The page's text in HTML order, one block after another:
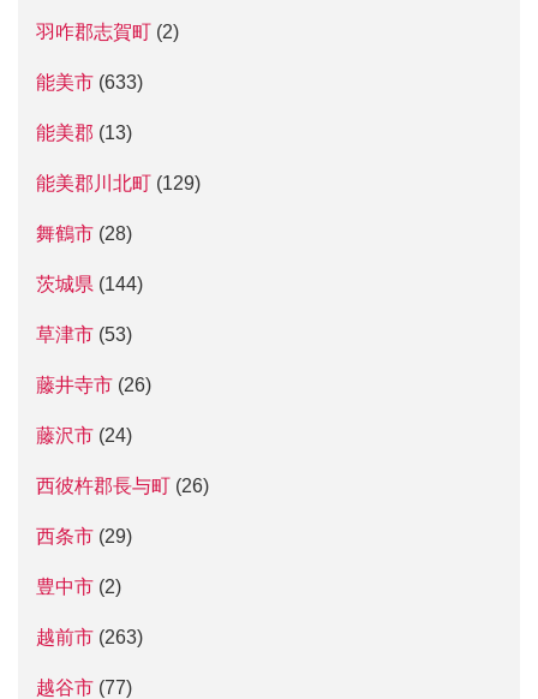
羽咋郡志賀町 (2)
能美市 (633)
能美郡 (13)
能美郡川北町 (129)
舞鶴市 (28)
茨城県 (144)
草津市 (53)
藤井寺市 (26)
藤沢市 (24)
西彼杵郡長与町 (26)
西条市 (29)
豊中市 (2)
越前市 (263)
越谷市 (77)